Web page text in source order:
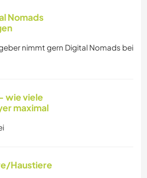
Nomads
nimmt gern Digital Nomads bei
wie viele
maximal
Haustiere